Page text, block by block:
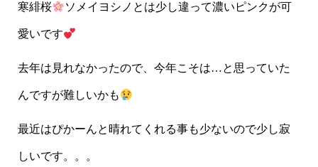
寒緋桜 ソメイヨシノとは少し違って濃いピンクが可
愛いです
去年は見れなかったので、今年こそは…と思っていた
んですが難しいかも
最近はぴかーんと晴れてくれる事も少ないので少し寂
しいです。。。